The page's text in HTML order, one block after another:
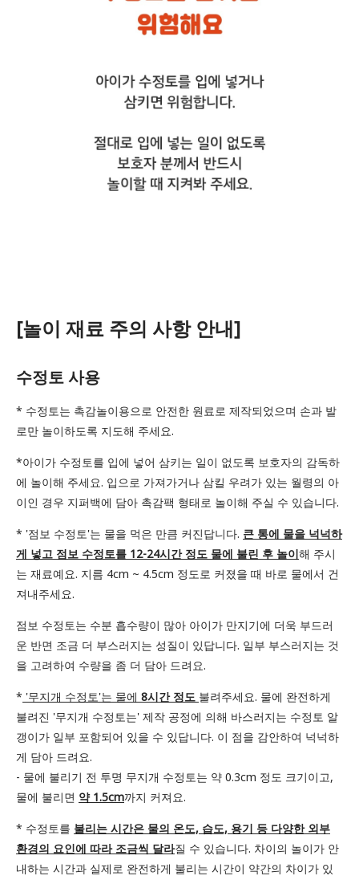
[놀이 재료 주의 사항 안내]
수정토 사용
* 수정토는 촉감놀이용으로 안전한 원료로 제작되었으며 손과 발
로만 놀이하도록 지도해 주세요.
*아이가 수정토를 입에 넣어 삼키는 일이 없도록 보호자의 감독하
에 놀이해 주세요. 입으로 가져가거나 삼킬 우려가 있는 월령의 아
이인 경우 지퍼백에 담아 촉감팩 형태로 놀이해 주실 수 있습니다.
* '점보 수정토'는 물을 먹은 만큼 커진답니다. 큰 통에 물을 넉넉하
게 넣고 점보 수정토를 12-24시간 정도 물에 불린 후 놀이해 주시
는 재료예요. 지름 4cm ~ 4.5cm 정도로 커졌을 때 바로 물에서 건
져내주세요.
점보 수정토는 수분 흡수량이 많아 아이가 만지기에 더욱 부드러
운 반면 조금 더 부스러지는 성질이 있답니다. 일부 부스러지는 것
을 고려하여 수량을 좀 더 담아 드려요.
* '무지개 수정토'는 물에 8시간 정도 불려주세요. 물에 완전하게
불려진 '무지개 수정토는' 제작 공정에 의해 바스러지는 수정토 알
갱이가 일부 포함되어 있을 수 있답니다. 이 점을 감안하여 넉넉하
게 담아 드려요.
- 물에 불리기 전 투명 무지개 수정토는 약 0.3cm 정도 크기이고,
물에 불리면 약 1.5cm까지 커져요.
* 수정토를 불리는 시간은 물의 온도, 습도, 용기 등 다양한 외부
환경의 요인에 따라 조금씩 달라질 수 있습니다. 차이의 놀이가 안
내하는 시간과 실제로 완전하게 불리는 시간이 약간의 차이가 있